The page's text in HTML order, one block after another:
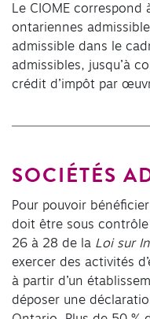
Le CIOME correspond
ontariennes
admissible dans le
admissibles, jusqu’à
crédit d’impôt par
SOCIÉTÉS
Pour pouvoir
doit être sous
26 à 28 de la Loi sur
exercer des activités
à partir d’un
déposer une